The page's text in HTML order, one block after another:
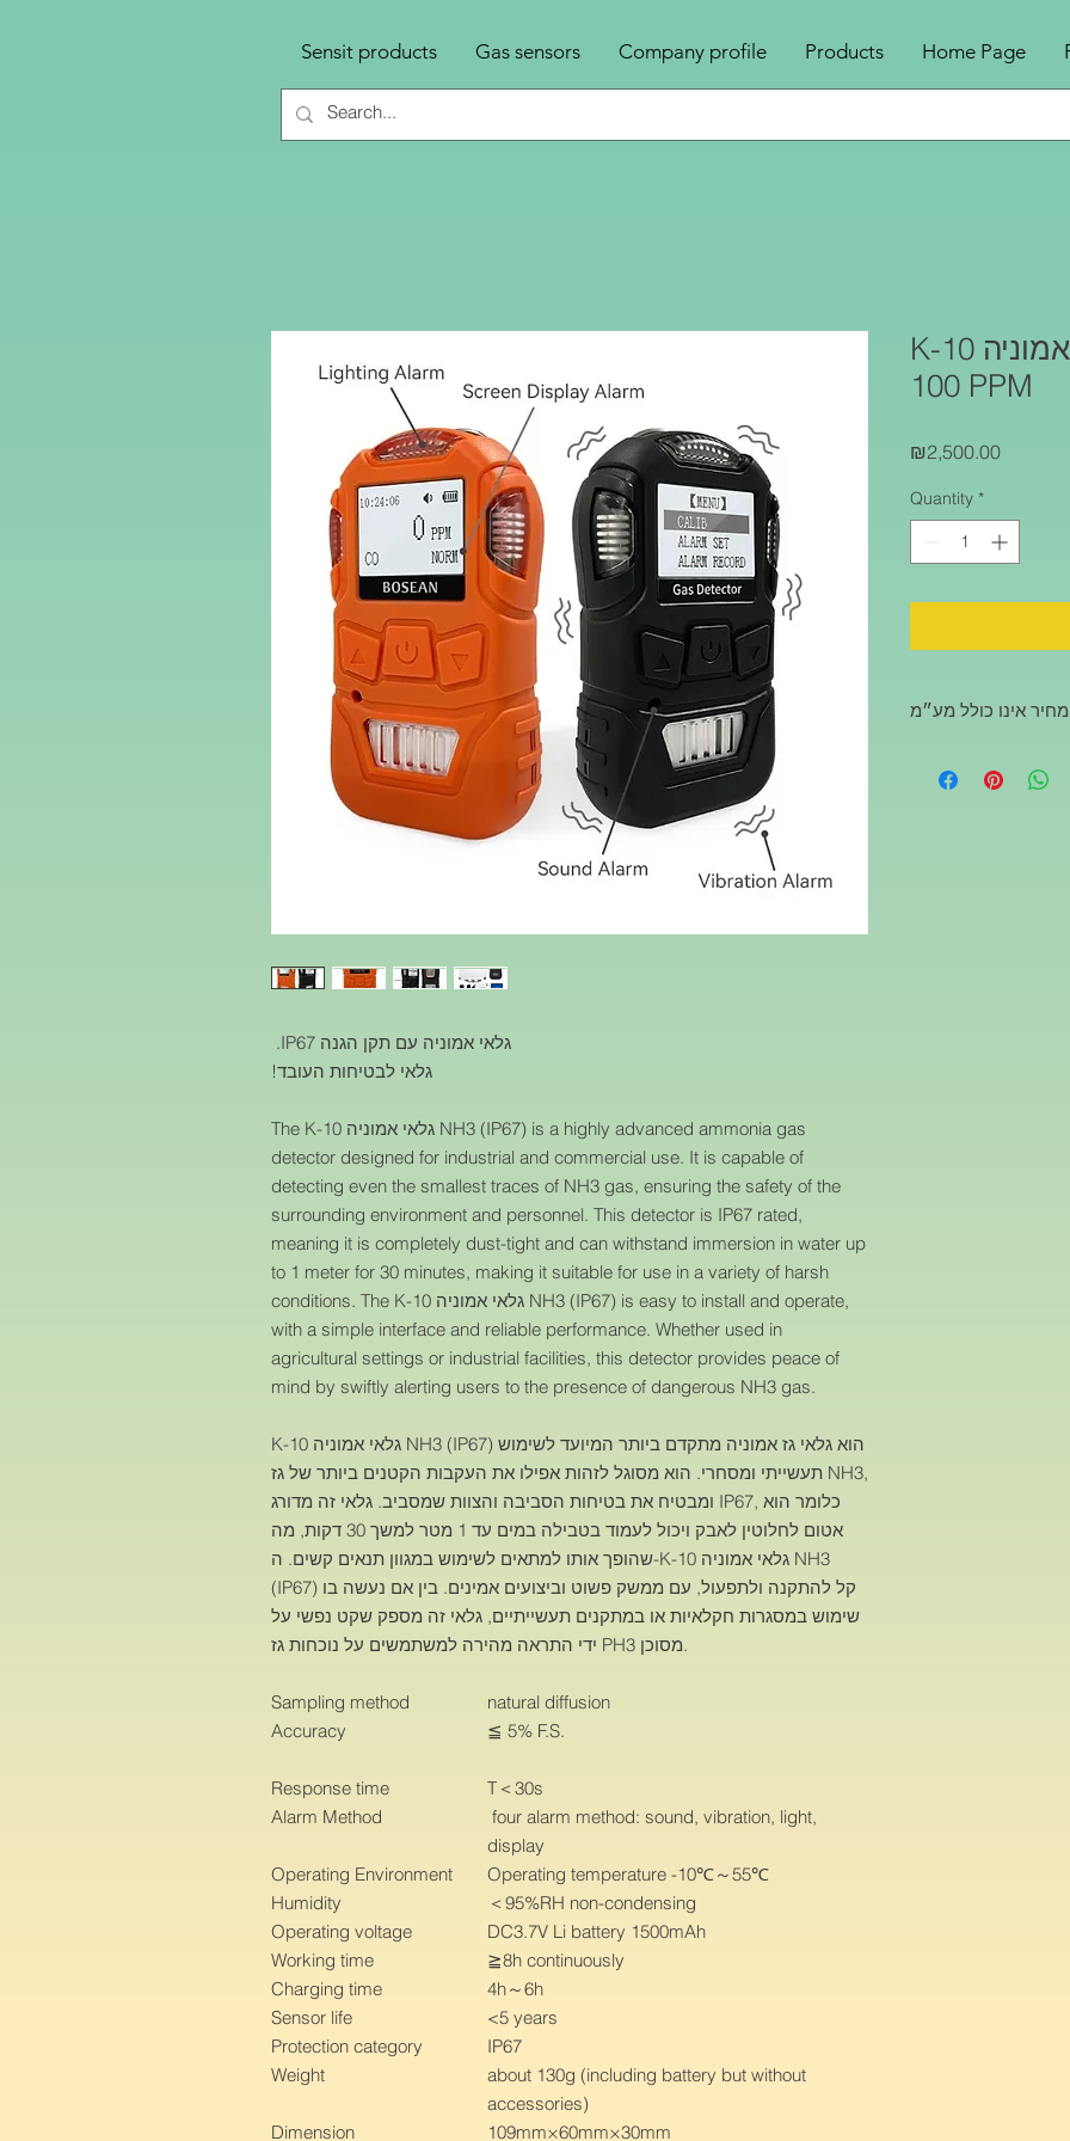
Sensit products Gas sensors Company profile Products Home Page
גלאי אמוניה עם תקן הגנה IP67.
גלאי לבטיחות העובד!
The K-10 גלאי אמוניה NH3 (IP67) is a highly advanced ammonia gas
detector designed for industrial and commercial use. It is capable of
detecting even the smallest traces of NH3 gas, ensuring the safety of the
surrounding environment and personnel. This detector is IP67 rated,
meaning it is completely dust-tight and can withstand immersion in water up
to 1 meter for 30 minutes, making it suitable for use in a variety of harsh
conditions. The K-10 גלאי אמוניה NH3 (IP67) is easy to install and operate,
with a simple interface and reliable performance. Whether used in
agricultural settings or industrial facilities, this detector provides peace of
mind by swiftly alerting users to the presence of dangerous NH3 gas.
K-10 גלאי אמוניה NH3 (IP67) הוא גלאי גז אמוניה מתקדם ביותר המיועד לשימוש
תעשייתי ומסחרי. הוא מסוגל לזהות אפילו את העקבות הקטנים ביותר של גז NH3,
ומבטיח את בטיחות הסביבה והצוות שמסביב. גלאי זה מדורג IP67, כלומר הוא
אטום לחלוטין לאבק ויכול לעמוד בטבילה במים עד 1 מטר למשך 30 דקות, מה
שהופך אותו למתאים לשימוש במגוון תנאים קשים. ה-K-10 גלאי אמוניה NH3
(IP67) קל להתקנה ולתפעול, עם ממשק פשוט וביצועים אמינים. בין אם נעשה בו
שימוש במסגרות חקלאיות או במתקנים תעשייתיים, גלאי זה מספק שקט נפשי על
ידי התראה מהירה למשתמשים על נוכחות גז PH3 מסוכן.
Sampling method
natural diffusion
Accuracy
≦ 5% F.S.
Response time
T＜30s
Alarm Method
four alarm method: sound, vibration, light,
display
Operating Environment
Operating temperature -10℃～55℃
Humidity
＜95%RH non-condensing
Operating voltage
DC3.7V Li battery 1500mAh
Working time
≧8h continuously
Charging time
4h～6h
Sensor life
<5 years
Protection category
IP67
Weight
about 130g (including battery but without
accessories)
Dimension
109mm×60mm×30mm
K-10 גלאי אמוניה NH3 (IP67) 0-
100 PPM
₪2,500.00Price
Quantity *
אינו כולל מע״מ